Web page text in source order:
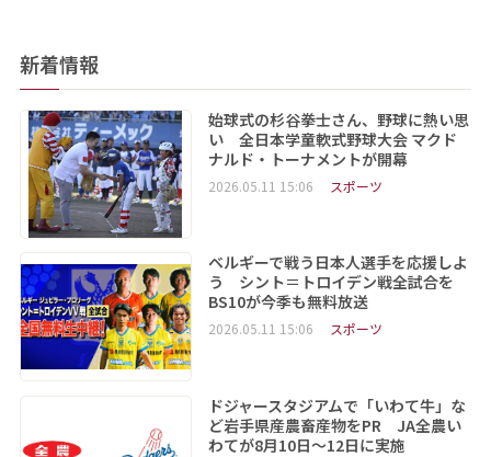
新着情報
始球式の杉谷拳士さん、野球に熱い思
い 全日本学童軟式野球大会 マクド
ナルド・トーナメントが開幕
2026.05.11 15:06 スポーツ
ベルギーで戦う日本人選手を応援しよ
う シント＝トロイデン戦全試合を
BS10が今季も無料放送
2026.05.11 15:06 スポーツ
ドジャースタジアムで「いわて牛」な
ど岩手県産農畜産物をPR JA全農い
わてが8月10日～12日に実施